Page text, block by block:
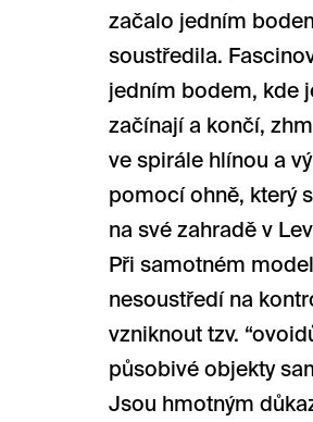
začalo jedním
soustředila.
jedním bodem, kde
začínají a končí,
ve spirále hlínou a
pomocí ohně, který
na své zahradě v
Při samotném
nesoustředí na
vzniknout tzv.
působivé objekty
Jsou hmotným